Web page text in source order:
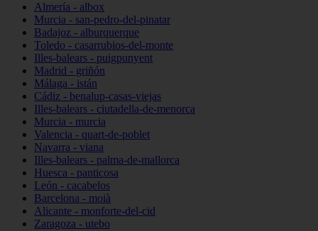
Almería - albox
Murcia - san-pedro-del-pinatar
Badajoz - alburquerque
Toledo - casarrubios-del-monte
Illes-balears - puigpunyent
Madrid - griñón
Málaga - istán
Cádiz - benalup-casas-viejas
Illes-balears - ciutadella-de-menorca
Murcia - murcia
Valencia - quart-de-poblet
Navarra - viana
Illes-balears - palma-de-mallorca
Huesca - panticosa
León - cacabelos
Barcelona - moià
Alicante - monforte-del-cid
Zaragoza - utebo